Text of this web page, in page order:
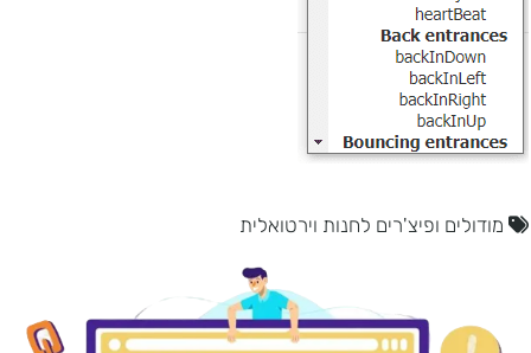
מודולים ופיצ'רים לחנות וירטואלית